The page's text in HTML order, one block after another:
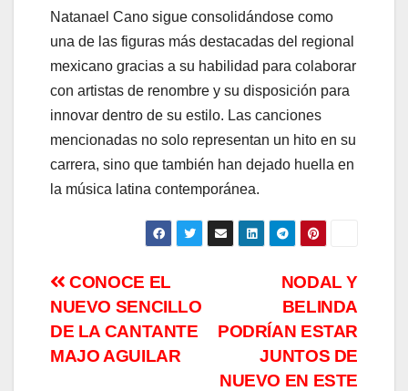
Natanael Cano sigue consolidándose como
una de las figuras más destacadas del regional
mexicano gracias a su habilidad para colaborar
con artistas de renombre y su disposición para
innovar dentro de su estilo. Las canciones
mencionadas no solo representan un hito en su
carrera, sino que también han dejado huella en
la música latina contemporánea.
Navegación
de
entradas
NODAL Y
BELINDA
PODRÍAN ESTAR
JUNTOS DE
NUEVO EN ESTE
CONOCE EL
NUEVO SENCILLO
DE LA CANTANTE
MAJO AGUILAR